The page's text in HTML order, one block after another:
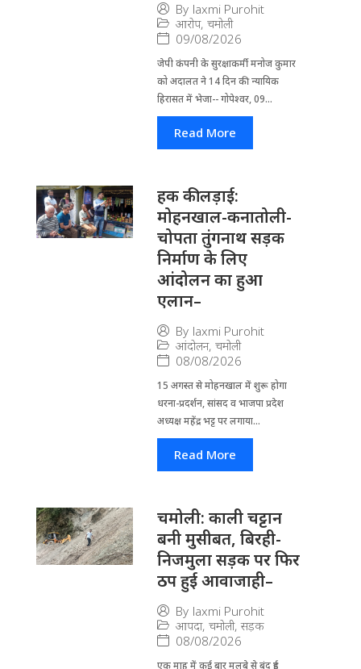
By laxmi Purohit
आरोप, चमोली
09/08/2026
जेपी कंपनी के सुरक्षाकर्मी मनोज कुमार
को अदालत ने 14 दिन की न्यायिक
हिरासत में भेजा-- गोपेश्वर, 09...
Read More
हक की लड़ाई:
मोहनखाल-कनातोली-
चोपता तुंगनाथ सड़क
निर्माण के लिए
आंदोलन का हुआ
एलान–
By laxmi Purohit
आंदोलन, चमोली
08/08/2026
15 अगस्त से मोहनखाल में शुरू होगा
धरना-प्रदर्शन, सांसद व भाजपा प्रदेश
अध्यक्ष महेंद्र भट्ट पर लगाया...
Read More
चमोली: काली चट्टान
बनी मुसीबत, बिरही-
निजमुला सड़क पर फिर
ठप हुई आवाजाही–
By laxmi Purohit
आपदा, चमोली, सड़क
08/08/2026
एक माह में कई बार मलबे से बंद हुई